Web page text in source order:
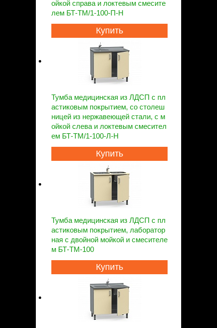
ойкой справа и локтевым смесите
лем БТ-ТМ/1-100-П-Н
Купить
Тумба медицинская из ЛДСП с пл
астиковым покрытием, со столеш
ницей из нержавеющей стали, с м
ойкой слева и локтевым смесител
ем БТ-ТМ/1-100-Л-Н
Купить
Тумба медицинская из ЛДСП с пл
астиковым покрытием, лаборатор
ная с двойной мойкой и смесителе
м БТ-ТМ-100
Купить